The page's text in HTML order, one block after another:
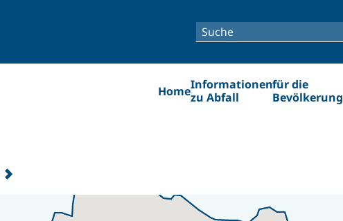
HomeInformationen
zu Abfall
für die
Bevölkerung